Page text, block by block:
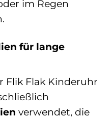
im Regen
für lange
Flik Flak Kinderuhr
verwendet, die